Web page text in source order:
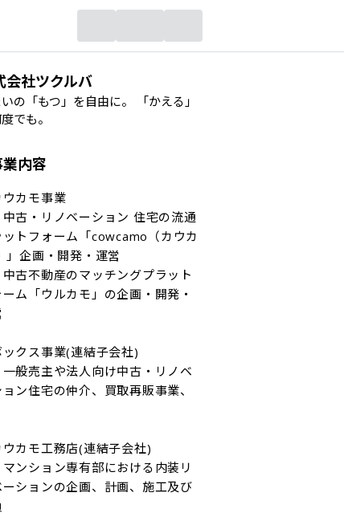
会社ツクルバ
の「もつ」を自由に。 「かえる」
でも。
内容
カモ事業
古・リノベーション 住宅の流通
ットフォーム「cowcamo（カウカ
」企画・開発・運営
古不動産のマッチングプラット
ーム「ウルカモ」の企画・開発・
クス事業(連結子会社)
般売主や法人向け中古・リノベ
ン住宅の仲介、買取再販事業、
カモ工務店(連結子会社)
ンション専有部における内装リ
ーションの企画、計画、施工及び